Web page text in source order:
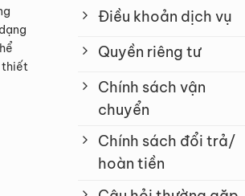
thiết
Điều khoản dịch vụ
Quyền riêng tư
Chính sách vận
chuyển
Chính sách đổi trả/
hoàn tiền